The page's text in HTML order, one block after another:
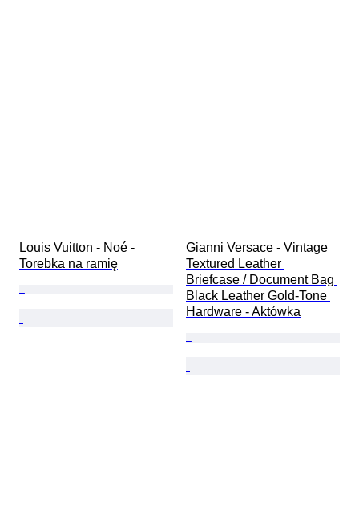
Louis Vuitton - Noé -
Torebka na ramię
Gianni Versace - Vintage
Textured Leather
Briefcase / Document Bag
Black Leather Gold-Tone
Hardware - Aktówka